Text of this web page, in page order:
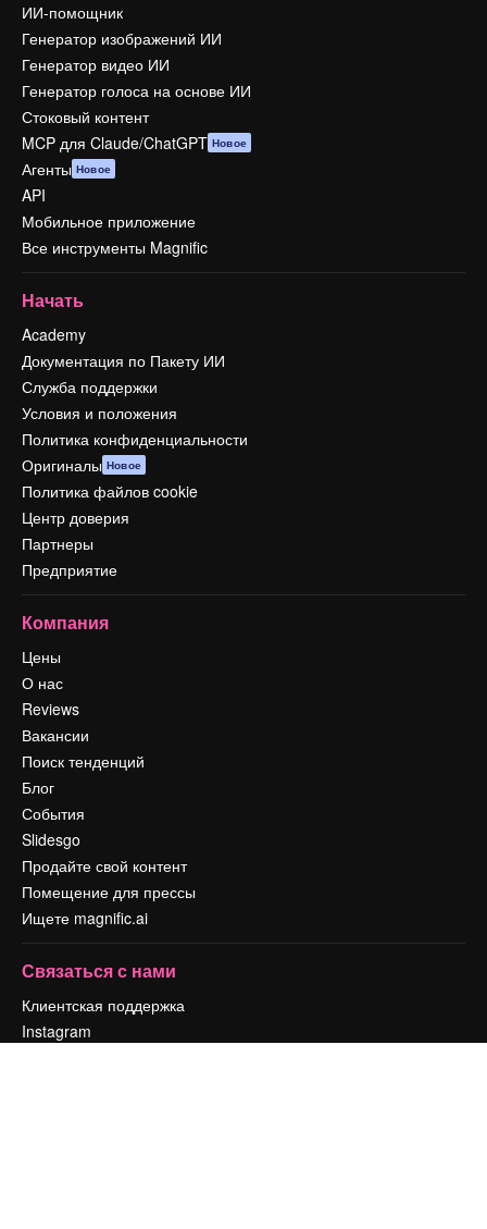
ИИ-помощник
Генератор изображений ИИ
Генератор видео ИИ
Генератор голоса на основе ИИ
Стоковый контент
MCP для Claude/ChatGPT Новое
Агенты Новое
API
Мобильное приложение
Все инструменты Magnific
Начать
Academy
Документация по Пакету ИИ
Служба поддержки
Условия и положения
Политика конфиденциальности
Оригиналы Новое
Политика файлов cookie
Центр доверия
Партнеры
Предприятие
Компания
Цены
О нас
Reviews
Вакансии
Поиск тенденций
Блог
События
Slidesgo
Продайте свой контент
Помещение для прессы
Ищете magnific.ai
Связаться с нами
Клиентская поддержка
Instagram